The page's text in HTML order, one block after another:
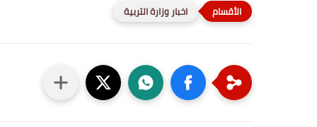
اخبار وزارة التربية